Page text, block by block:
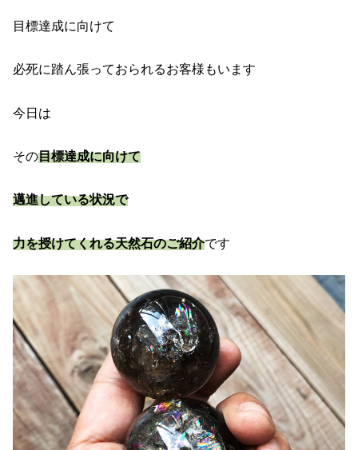
目標達成に向けて
必死に踏ん張っておられるお客様もいます
今日は
その目標達成に向けて
邁進している状況で
力を授けてくれる天然石のご紹介です